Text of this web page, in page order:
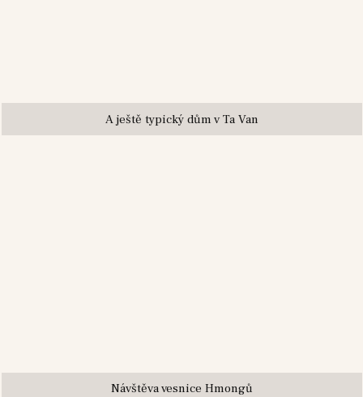
A ještě typický dům v Ta Van
Návštěva vesnice Hmongů